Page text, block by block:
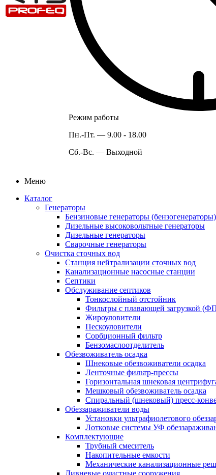
Режим работы
Пн.-Пт. — 9.00 - 18.00
Сб.-Вс. — Выходной
Меню
Каталог
Генераторы
Бензиновые генераторы (бензогенераторы)
Дизельные высоковольтные генераторы
Дизельные генераторы
Сварочные генераторы
Очистка сточных вод
Станция нейтрализации сточных вод
Канализационные насосные станции
Септики
Обслуживание септиков
Тонкослойный отстойник
Фильтры с плавающей загрузкой
Жироуловители
Пескоуловители
Сорбционный фильтр
Бензомаслоотделитель
Обезвоживатель осадка
Шнековые обезвоживатели осадка
Ленточные фильтр-прессы
Горизонтальная шнековая
Мешковый обезвоживатель осадка
Спиральный (шнековый) пресс-
Обеззараживатели воды
Установки ультрафиолетового
Лотковые системы УФ
Комплектующие
Трубный смеситель
Накопительные емкости
Механические канализационные
Ливневые очистные сооружения